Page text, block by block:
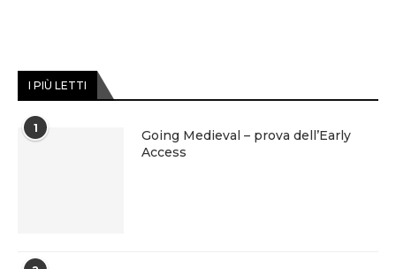
I PIÙ LETTI
1
Going Medieval – prova dell’Early
Access